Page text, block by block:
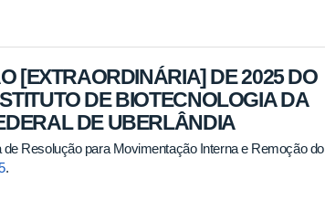
[EXTRAORDINÁRIA] DE 2025 DO
DE BIOTECNOLOGIA DA
DE UBERLÂNDIA
de Resolução para Movimentação Interna e Remoção do
.